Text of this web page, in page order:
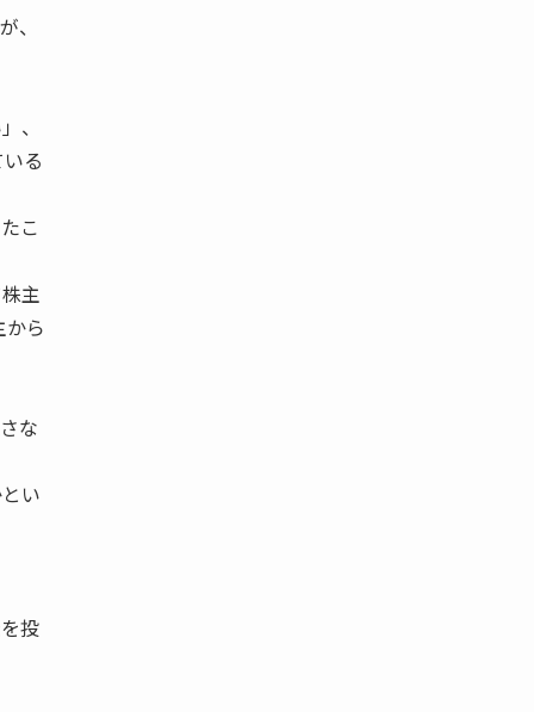
、
、
る
こ
主
ら
な
い
投